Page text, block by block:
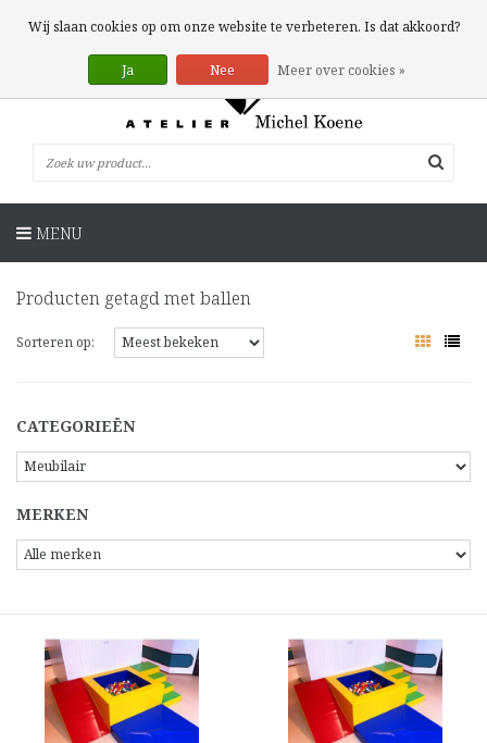
0 Artikelen
MENU
Producten getagd met ballen
Sorteren op:
CATEGORIEËN
MERKEN
Wij slaan cookies op om onze website te verbeteren. Is dat akkoord?
Ja Nee Meer over cookies »